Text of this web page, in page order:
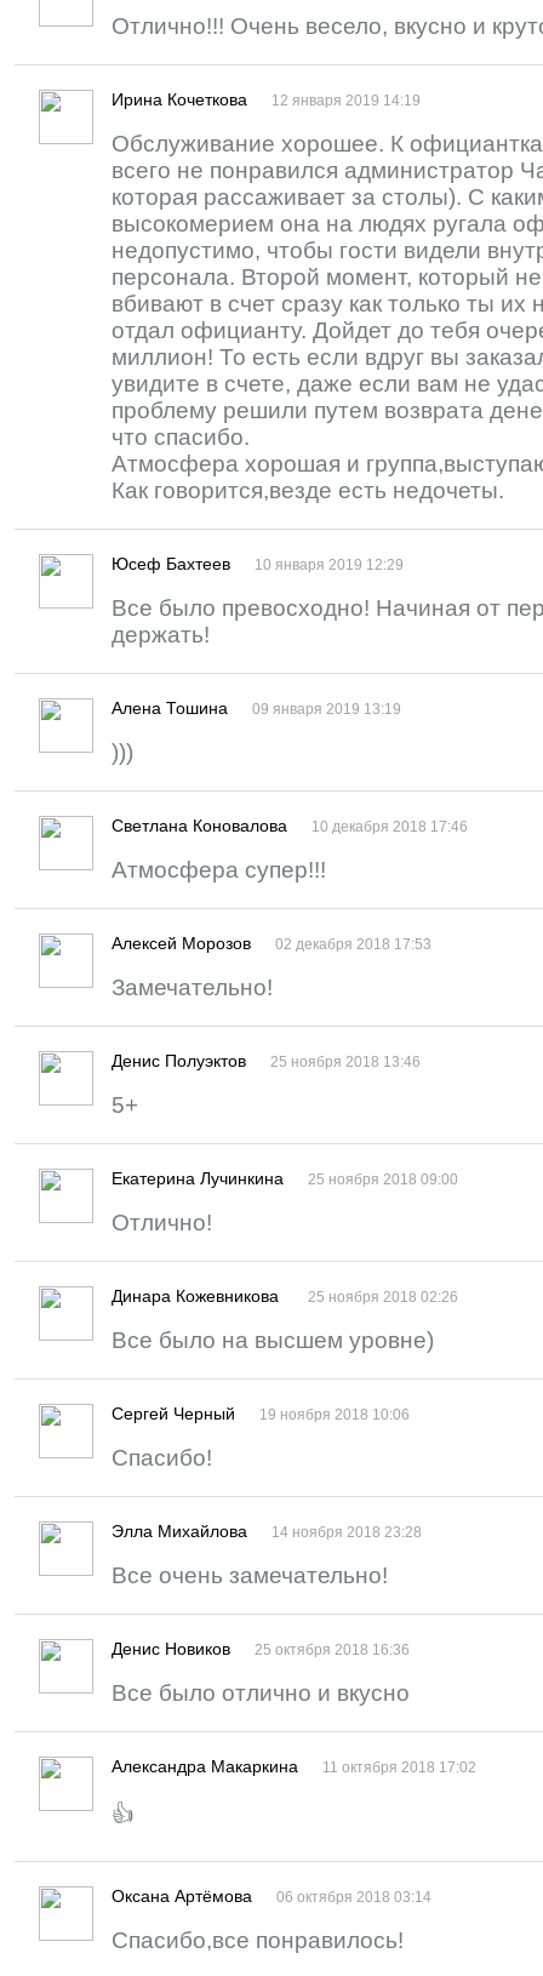
Отлично!!! Очень весело, вкусно и
Ирина Кочеткова 12 января 2019 14:19
Обслуживание хорошее. К
всего не понравился администратор
которая рассаживает за столы). С
высокомерием она на людях ругала
недопустимо, чтобы гости видели
персонала. Второй момент, который
вбивают в счет сразу как только ты их
отдал официанту. Дойдет до тебя
миллион! То есть если вдруг вы
увидите в счете, даже если вам не
проблему решили путем возврата
что спасибо.
Атмосфера хорошая и
Как говорится,везде есть недочеты.
Юсеф Бахтеев 10 января 2019 12:29
Все было превосходно! Начиная от
держать!
Алена Тошина 09 января 2019 13:19
)))
Светлана Коновалова 10 декабря 2018 17:46
Атмосфера супер!!!
Алексей Морозов 02 декабря 2018 17:53
Замечательно!
Денис Полуэктов 25 ноября 2018 13:46
5+
Екатерина Лучинкина 25 ноября 2018 09:00
Отлично!
Динара Кожевникова 25 ноября 2018 02:26
Все было на высшем уровне)
Сергей Черный 19 ноября 2018 10:06
Спасибо!
Элла Михайлова 14 ноября 2018 23:28
Все очень замечательно!
Денис Новиков 25 октября 2018 16:36
Все было отлично и вкусно
Александра Макаркина 11 октября 2018 17:02
👍
Оксана Артёмова 06 октября 2018 03:14
Спасибо,все понравилось!